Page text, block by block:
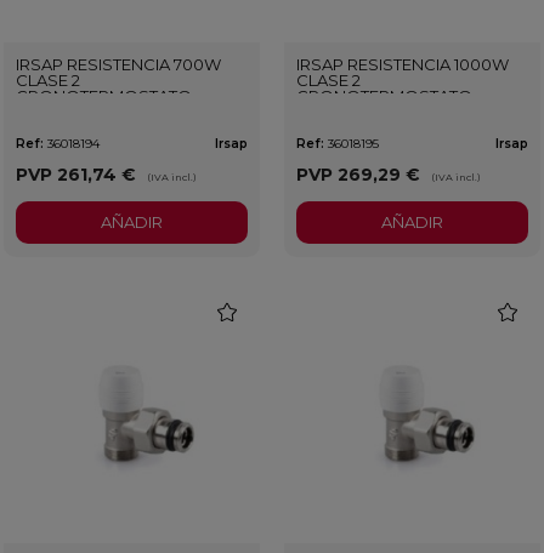
IRSAP RESISTENCIA 700W
CLASE 2
CRONOTERMOSTATO
Ref: 36018194 Irsap
PVP 261,74 € (IVA incl.)
AÑADIR
IRSAP RESISTENCIA 1000W
CLASE 2
CRONOTERMOSTATO
Ref: 36018195 Irsap
PVP 269,29 € (IVA incl.)
AÑADIR